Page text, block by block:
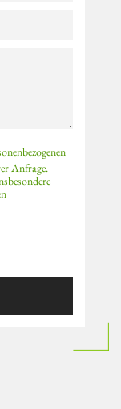
Anfrage.